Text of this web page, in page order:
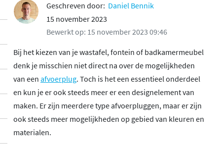
Geschreven door: Daniel Bennik
15 november 2023
Bewerkt op: 15 november 2023 09:46
Bij het kiezen van je wastafel, fontein of badkamermeubel
denk je misschien niet direct na over de mogelijkheden
van een afvoerplug. Toch is het een essentieel onderdeel
en kun je er ook steeds meer er een designelement van
maken. Er zijn meerdere type afvoerpluggen, maar er zijn
ook steeds meer mogelijkheden op gebied van kleuren en
materialen.